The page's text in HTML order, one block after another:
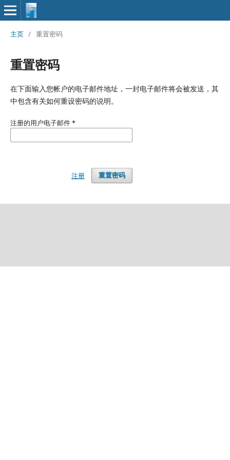
主页 / 重置密码
重置密码
在下面输入您帐户的电子邮件地址，一封电子邮件将会被发送，其
中包含有关如何重设密码的说明。
注册的用户电子邮件*
重置密码
注册